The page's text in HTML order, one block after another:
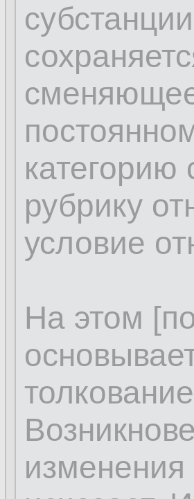
категорию
рубрику
условие
На этом
изменения